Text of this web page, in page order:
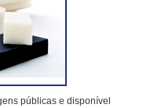
públicas e disponível